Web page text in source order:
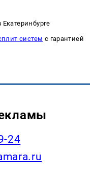
Екатеринбурге
систем с гарантией
24